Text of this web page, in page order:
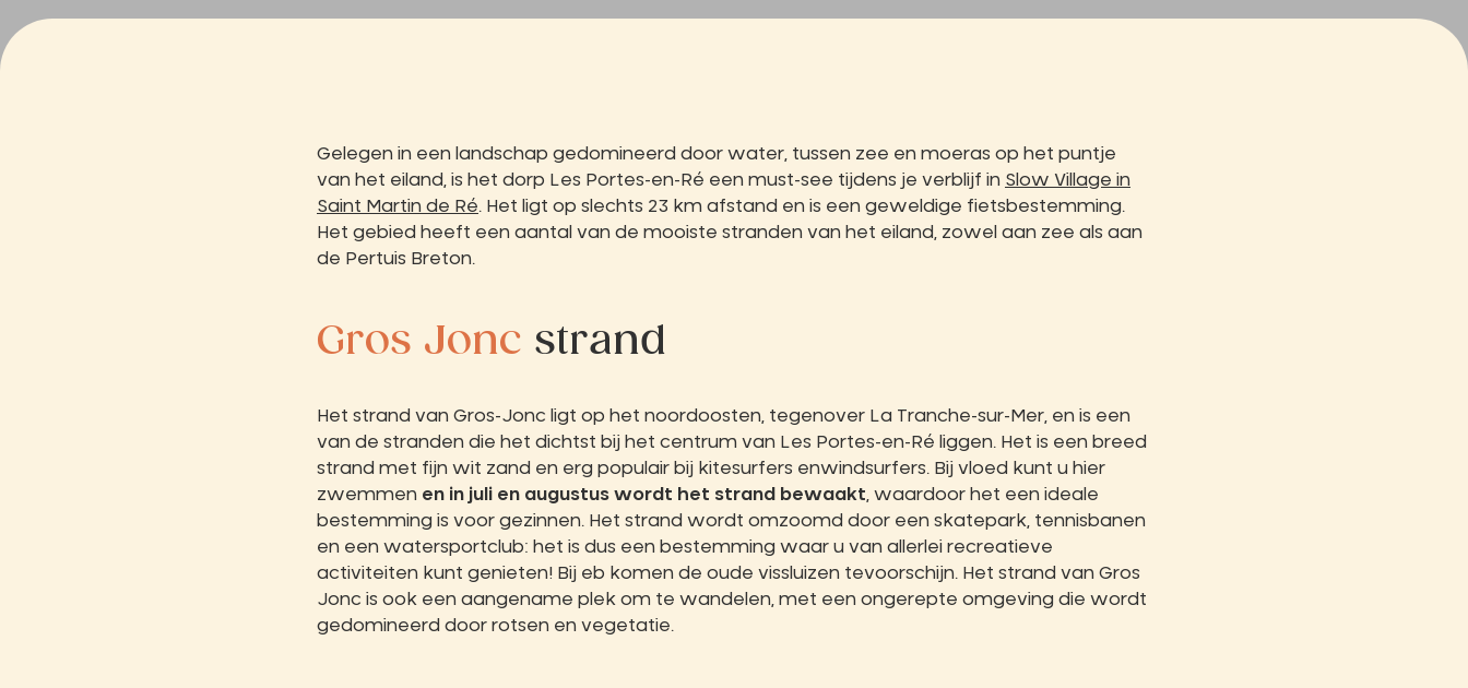
Gelegen in een landschap gedomineerd door water, tussen zee en moeras op het puntje
van het eiland, is het dorp Les Portes-en-Ré een must-see tijdens je verblijf in Slow Village in
Saint Martin de Ré. Het ligt op slechts 23 km afstand en is een geweldige fietsbestemming.
Het gebied heeft een aantal van de mooiste stranden van het eiland, zowel aan zee als aan
de Pertuis Breton.
Gros Jonc strand
Het strand van Gros-Jonc ligt op het noordoosten, tegenover La Tranche-sur-Mer, en is een
van de stranden die het dichtst bij het centrum van Les Portes-en-Ré liggen. Het is een breed
strand met fijn wit zand en erg populair bij kitesurfers enwindsurfers. Bij vloed kunt u hier
zwemmen en in juli en augustus wordt het strand bewaakt , waardoor het een ideale
bestemming is voor gezinnen. Het strand wordt omzoomd door een skatepark, tennisbanen
en een watersportclub: het is dus een bestemming waar u van allerlei recreatieve
activiteiten kunt genieten! Bij eb komen de oude vissluizen tevoorschijn. Het strand van Gros
Jonc is ook een aangename plek om te wandelen, met een ongerepte omgeving die wordt
gedomineerd door rotsen en vegetatie.